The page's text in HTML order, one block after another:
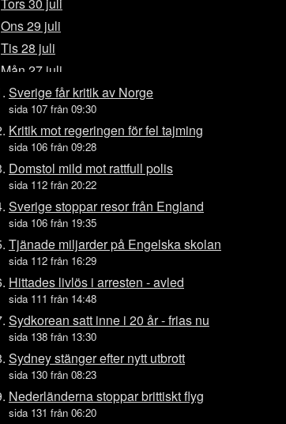
Tors 30 juli
Ons 29 juli
Tis 28 juli
Mån 27 juli
Sön 26 juli
Lör 25 juli
Fre 24 juli
Ons 22 juli
Tis 21 juli
Mån 20 juli
Sön 19 juli
Lör 18 juli
Fre 17 juli
Tors 16 juli
Ons 15 juli
Tis 14 juli
Mån 13 juli
Sön 12 juli
Sverige får kritik av Norge
sida 107 från 09:30
Kritik mot regeringen för fel tajming
sida 106 från 09:28
Domstol mild mot rattfull polis
sida 112 från 20:22
Sverige stoppar resor från England
sida 106 från 19:35
Tjänade miljarder på Engelska skolan
sida 112 från 16:29
Hittades livlös i arresten - avled
sida 111 från 14:48
Sydkorean satt inne i 20 år - frias nu
sida 138 från 13:30
Sydney stänger efter nytt utbrott
sida 130 från 08:23
Nederländerna stoppar brittiskt flyg
sida 131 från 06:20